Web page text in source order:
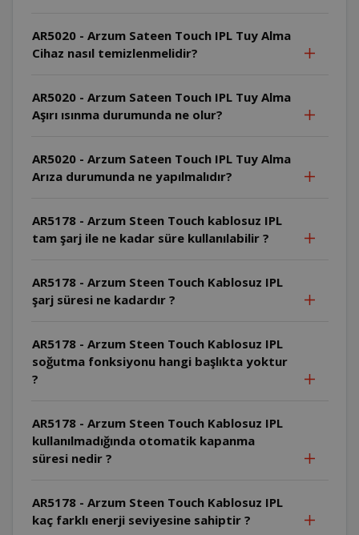
AR5020 - Arzum Sateen Touch IPL Tuy Alma
Cihaz nasıl temizlenmelidir?
AR5020 - Arzum Sateen Touch IPL Tuy Alma
Aşırı ısınma durumunda ne olur?
AR5020 - Arzum Sateen Touch IPL Tuy Alma
Arıza durumunda ne yapılmalıdır?
AR5178 - Arzum Steen Touch kablosuz IPL
tam şarj ile ne kadar süre kullanılabilir ?
AR5178 - Arzum Steen Touch Kablosuz IPL
şarj süresi ne kadardır ?
AR5178 - Arzum Steen Touch Kablosuz IPL
soğutma fonksiyonu hangi başlıkta yoktur
?
AR5178 - Arzum Steen Touch Kablosuz IPL
kullanılmadığında otomatik kapanma
süresi nedir ?
AR5178 - Arzum Steen Touch Kablosuz IPL
kaç farklı enerji seviyesine sahiptir ?